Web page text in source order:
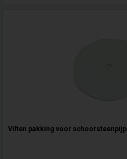
Vilten pakking voor schoorsteenpijp